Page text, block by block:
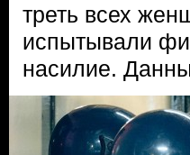
треть всех
испытывали
насилие.